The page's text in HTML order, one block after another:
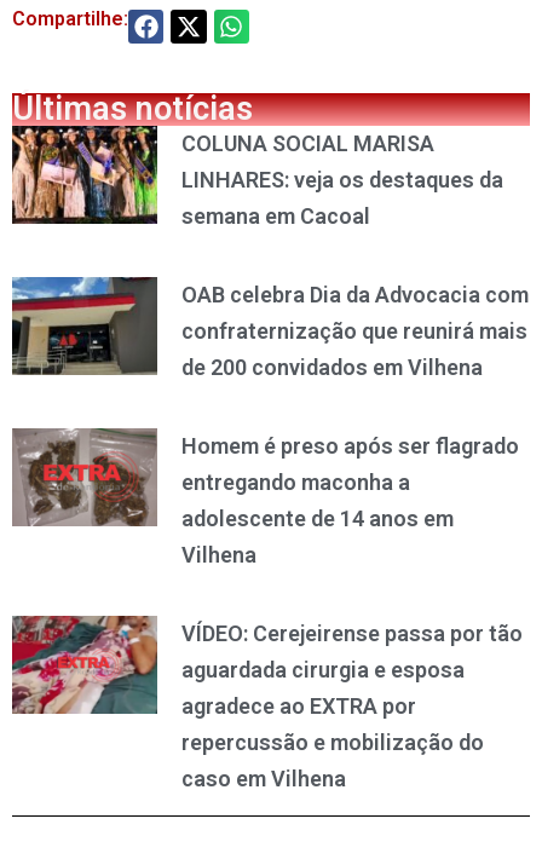
Compartilhe:
Últimas notícias
COLUNA SOCIAL MARISA
LINHARES: veja os destaques da
semana em Cacoal
OAB celebra Dia da Advocacia com
confraternização que reunirá mais
de 200 convidados em Vilhena
Homem é preso após ser flagrado
entregando maconha a
adolescente de 14 anos em
Vilhena
VÍDEO: Cerejeirense passa por tão
aguardada cirurgia e esposa
agradece ao EXTRA por
repercussão e mobilização do
caso em Vilhena